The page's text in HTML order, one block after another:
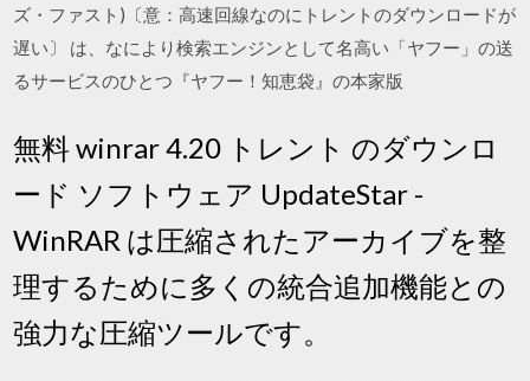
ズ・ファスト)〔意：高速回線なのにトレントのダウンロードが
遅い〕 は、なにより検索エンジンとして名高い「ヤフー」の送
るサービスのひとつ『ヤフー！知恵袋』の本家版
無料 winrar 4.20 トレント のダウンロ
ード ソフトウェア UpdateStar -
WinRAR は圧縮されたアーカイブを整
理するために多くの統合追加機能との
強力な圧縮ツールです。